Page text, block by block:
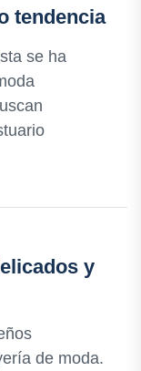
tendencia
se ha
y
de moda.